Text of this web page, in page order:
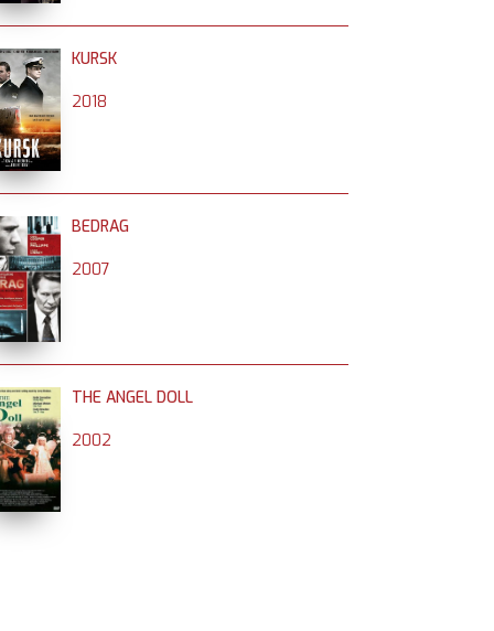
KURSK
2018
BEDRAG
2007
THE ANGEL DOLL
2002